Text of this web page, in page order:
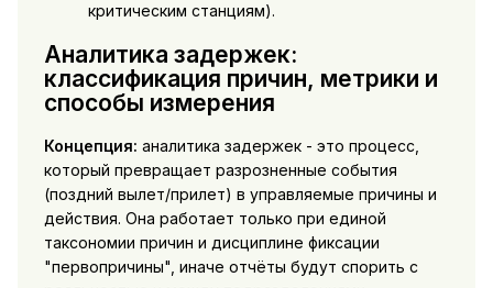
критическим станциям).
Аналитика задержек:
классификация причин, метрики и
способы измерения
Концепция: аналитика задержек - это процесс,
который превращает разрозненные события
(поздний вылет/прилет) в управляемые причины и
действия. Она работает только при единой
таксономии причин и дисциплине фиксации
"первопричины", иначе отчёты будут спорить с